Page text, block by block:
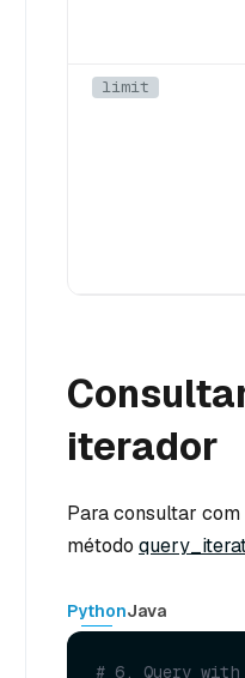
limit
iterador
Para consultar
método
PythonJava
# 6. Query